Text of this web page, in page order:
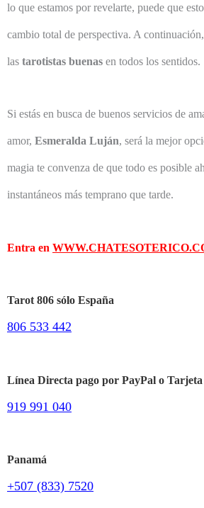
lo que estamos por revelarte, puede que
cambio total de perspectiva. A
las tarotistas buenas en todos los sentidos.
Si estás en busca de buenos servicios de
amor, Esmeralda Luján, será la mejor
magia te convenza de que todo es posible
instantáneos más temprano que tarde.
Entra en
Tarot 806 sólo España
806 533 442
Línea Directa pago por PayPal o Tarjeta
919 991 040
Panamá
+507 (833) 7520